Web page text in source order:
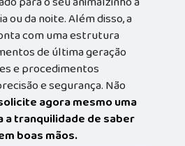
ou da noite. Além disso, a
com uma estrutura
de última geração
e procedimentos
e segurança. Não
agora mesmo uma
a tranquilidade de saber
boas mãos.